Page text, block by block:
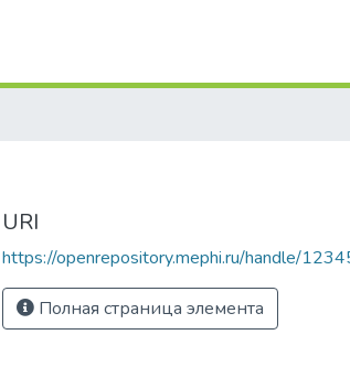
URI
https://openrepository.mephi.ru/handle/
Полная страница элемента